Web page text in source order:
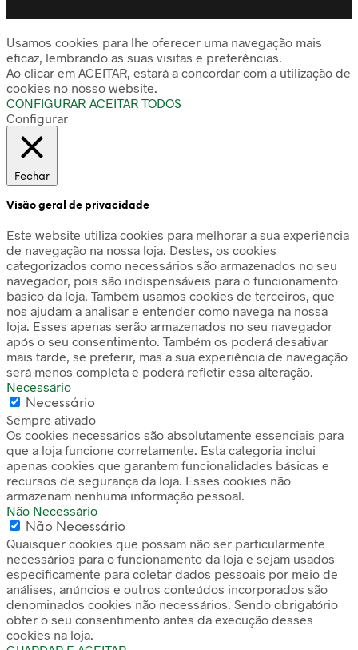
Usamos cookies para lhe oferecer uma navegação mais
eficaz, lembrando as suas visitas e preferências.
Ao clicar em ACEITAR, estará a concordar com a utilização de
cookies no nosso website.
CONFIGURAR ACEITAR TODOS
Configurar
Fechar
Visão geral de privacidade
Este website utiliza cookies para melhorar a sua experiência
de navegação na nossa loja. Destes, os cookies
categorizados como necessários são armazenados no seu
navegador, pois são indispensáveis para o funcionamento
básico da loja. Também usamos cookies de terceiros, que
nos ajudam a analisar e entender como navega na nossa
loja. Esses apenas serão armazenados no seu navegador
após o seu consentimento. Também os poderá desativar
mais tarde, se preferir, mas a sua experiência de navegação
será menos completa e poderá refletir essa alteração.
Necessário
Necessário
Sempre ativado
Os cookies necessários são absolutamente essenciais para
que a loja funcione corretamente. Esta categoria inclui
apenas cookies que garantem funcionalidades básicas e
recursos de segurança da loja. Esses cookies não
armazenam nenhuma informação pessoal.
Não Necessário
Não Necessário
Quaisquer cookies que possam não ser particularmente
necessários para o funcionamento da loja e sejam usados
especificamente para coletar dados pessoais por meio de
análises, anúncios e outros conteúdos incorporados são
denominados cookies não necessários. Sendo obrigatório
obter o seu consentimento antes da execução desses
cookies na loja.